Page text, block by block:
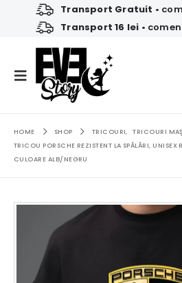
Transport Gratuit •
Transport 16 lei •
HOME SHOP TRICOURI,
TRICOURI
TRICOU PORSCHE REZISTENT LA SPĂLĂRI,
CULOARE ALB/NEGRU